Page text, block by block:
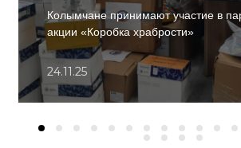
Колымчане принимают участие в
акции «Коробка храбрости»
24.11.25